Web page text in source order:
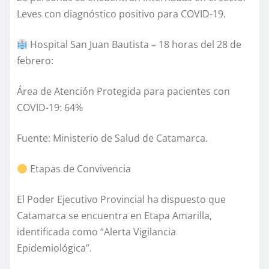
Leves con diagnóstico positivo para COVID-19.
Hospital San Juan Bautista – 18 horas del 28 de
febrero:
Área de Atención Protegida para pacientes con
COVID-19: 64%
Fuente: Ministerio de Salud de Catamarca.
Etapas de Convivencia
El Poder Ejecutivo Provincial ha dispuesto que
Catamarca se encuentra en Etapa Amarilla,
identificada como “Alerta Vigilancia
Epidemiológica”.